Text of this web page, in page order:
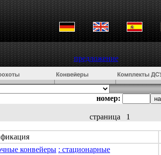
предложение
номер:
страница 1
конвейеры : стационарные